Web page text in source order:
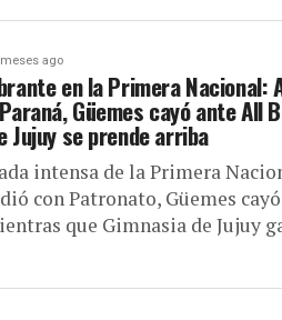
ago
en la Primera Nacional:
Güemes cayó ante All
Jujuy se prende arriba
intensa de la Primera
con Patronato, Güemes
que Gimnasia de Jujuy